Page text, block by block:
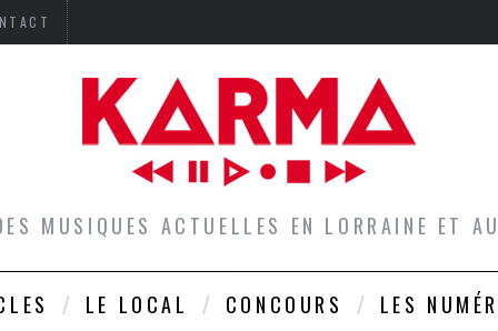
MUSIQUES ACTUELLES EN LORRAINE ET
LE LOCAL CONCOURS LES